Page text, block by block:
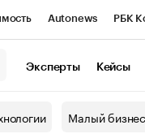
Autonews РБК
Эксперты Кейсы
Малый бизнес